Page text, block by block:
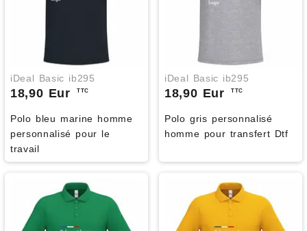
iDeal Basic ib295
18,90 Eur TTC
Polo bleu marine homme
personnalisé pour le
travail
iDeal Basic ib295
18,90 Eur TTC
Polo gris personnalisé
homme pour transfert Dtf